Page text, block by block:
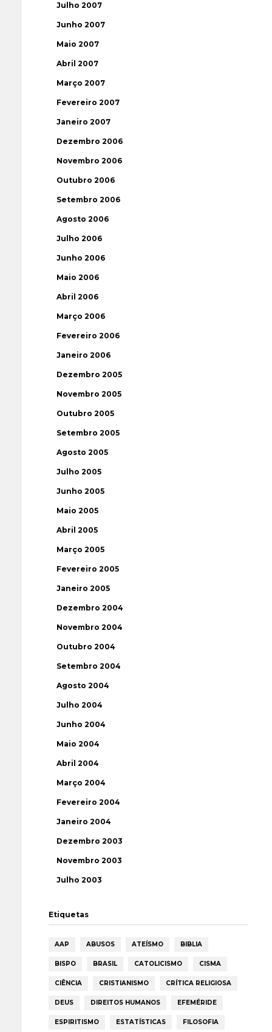
Julho 2007
Junho 2007
Maio 2007
Abril 2007
Março 2007
Fevereiro 2007
Janeiro 2007
Dezembro 2006
Novembro 2006
Outubro 2006
Setembro 2006
Agosto 2006
Julho 2006
Junho 2006
Maio 2006
Abril 2006
Março 2006
Fevereiro 2006
Janeiro 2006
Dezembro 2005
Novembro 2005
Outubro 2005
Setembro 2005
Agosto 2005
Julho 2005
Junho 2005
Maio 2005
Abril 2005
Março 2005
Fevereiro 2005
Janeiro 2005
Dezembro 2004
Novembro 2004
Outubro 2004
Setembro 2004
Agosto 2004
Julho 2004
Junho 2004
Maio 2004
Abril 2004
Março 2004
Fevereiro 2004
Janeiro 2004
Dezembro 2003
Novembro 2003
Julho 2003
Etiquetas
AAP ABUSOS ATEÍSMO BIBLIA
BISPO BRASIL CATOLICISMO CISMA
CIÊNCIA CRISTIANISMO CRÍTICA RELIGIOSA
DEUS DIREITOS HUMANOS EFEMÉRIDE
ESPIRITISMO ESTATÍSTICAS FILOSOFIA